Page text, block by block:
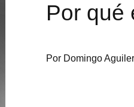
Por qué
Por Domingo